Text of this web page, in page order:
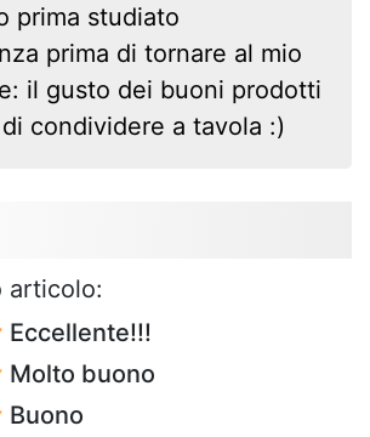
prima studiato
prima di tornare al mio
il gusto dei buoni prodotti
condividere a tavola :)
articolo:
Eccellente!!!
Molto buono
Buono